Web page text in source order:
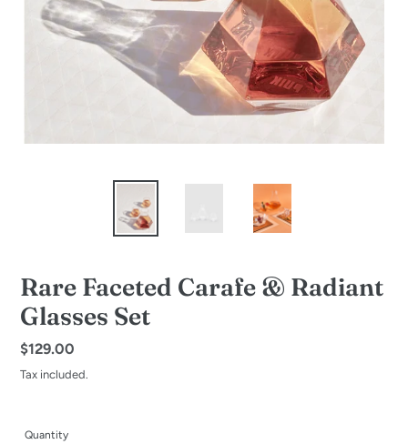
Rare Faceted Carafe & Radiant
Glasses Set
Regular
price
$129.00
Tax included.
Quantity